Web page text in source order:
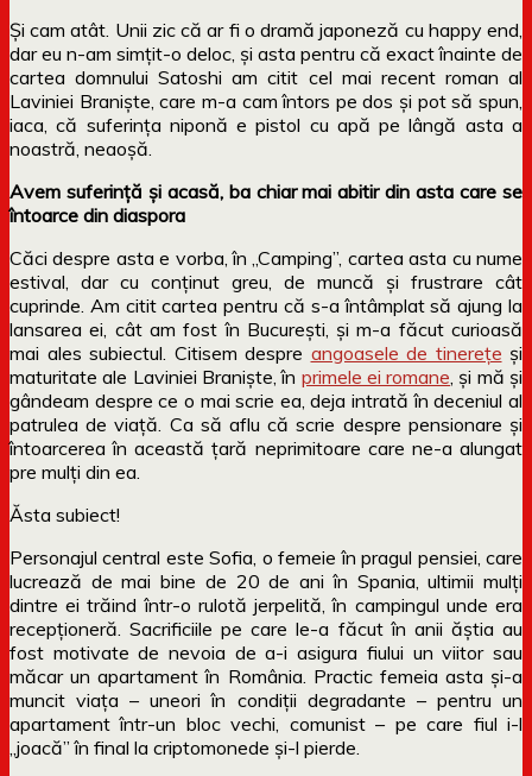
Și cam atât. Unii zic că ar fi o dramă japoneză cu happy end,
dar eu n-am simțit-o deloc, și asta pentru că exact înainte de
cartea domnului Satoshi am citit cel mai recent roman al
Laviniei Braniște, care m-a cam întors pe dos și pot să spun,
iaca, că suferința niponă e pistol cu apă pe lângă asta a
noastră, neaoșă.
Avem suferință și acasă, ba chiar mai abitir din asta care se
întoarce din diaspora
Căci despre asta e vorba, în „Camping”, cartea asta cu nume
estival, dar cu conținut greu, de muncă și frustrare cât
cuprinde. Am citit cartea pentru că s-a întâmplat să ajung la
lansarea ei, cât am fost în București, și m-a făcut curioasă
mai ales subiectul. Citisem despre angoasele de tinerețe și
maturitate ale Laviniei Braniște, în primele ei romane , și mă și
gândeam despre ce o mai scrie ea, deja intrată în deceniul al
patrulea de viață. Ca să aflu că scrie despre pensionare și
întoarcerea în această țară neprimitoare care ne-a alungat
pre mulți din ea.
Ăsta subiect!
Personajul central este Sofia, o femeie în pragul pensiei, care
lucrează de mai bine de 20 de ani în Spania, ultimii mulți
dintre ei trăind într-o rulotă jerpelită, în campingul unde era
recepționeră. Sacrificiile pe care le-a făcut în anii ăștia au
fost motivate de nevoia de a-i asigura fiului un viitor sau
măcar un apartament în România. Practic femeia asta și-a
muncit viața – uneori în condiții degradante – pentru un
apartament într-un bloc vechi, comunist – pe care fiul i-l
„joacă” în final la criptomonede și-l pierde.